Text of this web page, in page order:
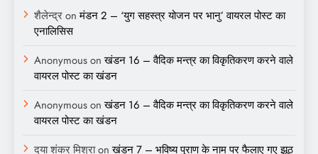
शैलेन्द्रonमंडन 2 – ‘युग सहस्त्र योजन पर भानु’ वायरल पोस्ट का
एनालिसिस
Anonymousonखंडन 16 – वैदिक मन्त्र का विकृतिकरण करने वाले
वायरल पोस्ट का खंडन
Anonymousonखंडन 16 – वैदिक मन्त्र का विकृतिकरण करने वाले
वायरल पोस्ट का खंडन
दया शंकर मिश्राonखंडन 7 – भविष्य पुराण के नाम पर फैलाए गए झूठ